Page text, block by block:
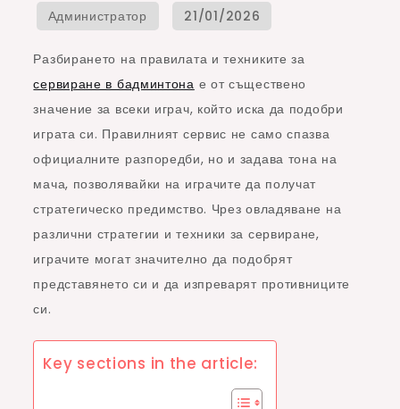
Разбирането на правилата и техниките за
сервиране в бадминтона е от съществено
значение за всеки играч, който иска да подобри
играта си. Правилният сервис не само спазва
официалните разпоредби, но и задава тона на
мача, позволявайки на играчите да получат
стратегическо предимство. Чрез овладяване на
различни стратегии и техники за сервиране,
играчите могат значително да подобрят
представянето си и да изпреварят противниците
си.
Key sections in the article: